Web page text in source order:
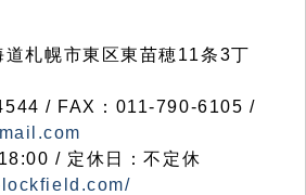
札幌市東区東苗穂11条3丁
/ FAX：011-790-6105 /
/ 定休日：不定休